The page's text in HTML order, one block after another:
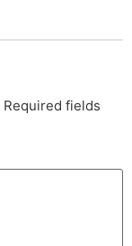
Required fields